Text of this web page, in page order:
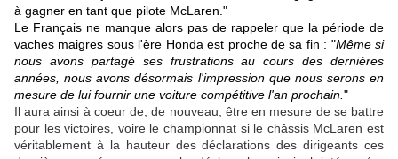
à gagner en tant que pilote McLaren."
Le Français ne manque alors pas de rappeler que la période de
vaches maigres sous l'ère Honda est proche de sa fin : "Même si
nous avons partagé ses frustrations au cours des dernières
années, nous avons désormais l'impression que nous serons en
mesure de lui fournir une voiture compétitive l'an prochain. "
Il aura ainsi à coeur de, de nouveau, être en mesure de se battre
pour les victoires, voire le championnat si le châssis McLaren est
véritablement à la hauteur des déclarations des dirigeants ces